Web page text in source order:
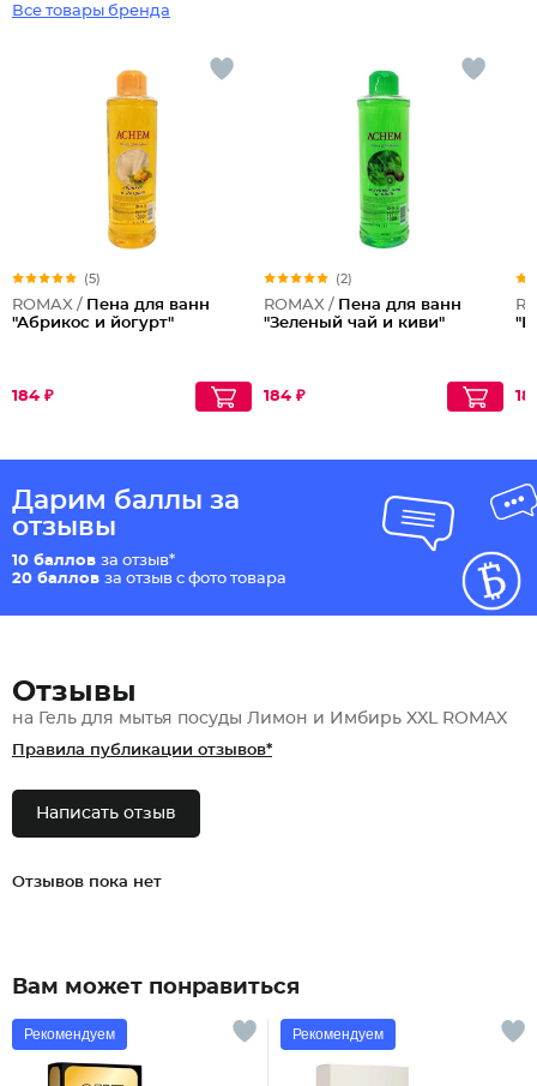
Все товары бренда
(5)
ROMAX / Пена для ванн
"Абрикос и йогурт"
184 ₽
(2)
ROMAX / Пена для ванн
"Зеленый чай и киви"
184 ₽
Дарим баллы за
отзывы
10 баллов за отзыв*
20 баллов за отзыв с фото товара
Отзывы
на Гель для мытья посуды Лимон и Имбирь XXL ROMAX
Правила публикации отзывов*
Написать отзыв
Отзывов пока нет
Вам может понравиться
Рекомендуем Рекомендуем